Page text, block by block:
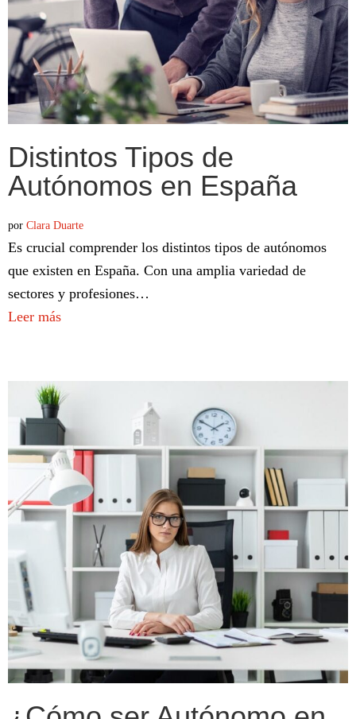
Distintos Tipos de
Autónomos en España
por Clara Duarte
Es crucial comprender los distintos tipos de autónomos
que existen en España. Con una amplia variedad de
sectores y profesiones…
Leer más